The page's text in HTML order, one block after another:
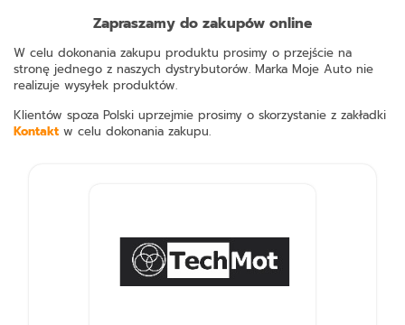
Zapraszamy do zakupów online
W celu dokonania zakupu produktu prosimy o przejście na
stronę jednego z naszych dystrybutorów. Marka Moje Auto nie
realizuje wysyłek produktów.
Klientów spoza Polski uprzejmie prosimy o skorzystanie z zakładki
Kontakt w celu dokonania zakupu.